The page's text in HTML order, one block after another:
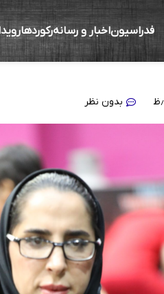
فدراسیوناخبار و رسانهرکوردها
از نظر توانایی چیزی
بدون نظر